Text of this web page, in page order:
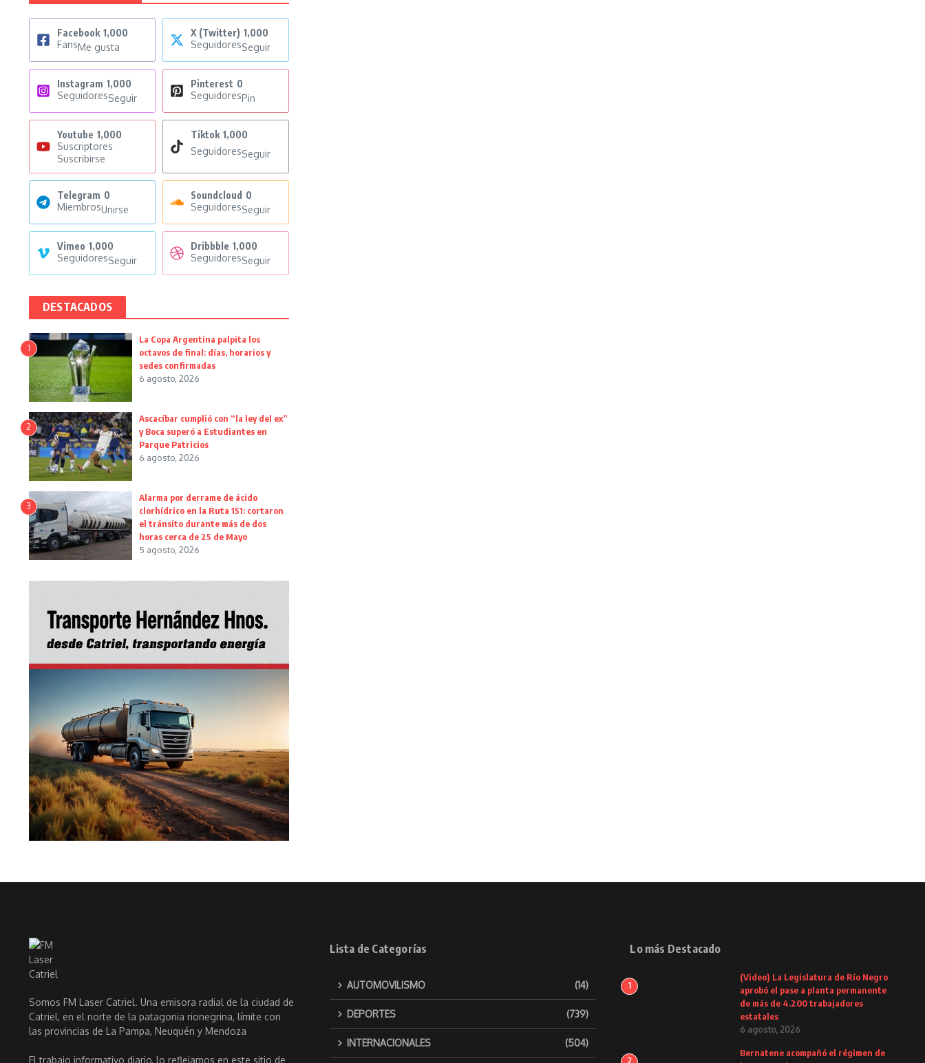
Facebook 1,000
FansMe gusta
X (Twitter) 1,000
SeguidoresSeguir
Instagram 1,000
SeguidoresSeguir
Pinterest 0
SeguidoresPin
Youtube 1,000
Suscriptores
Suscribirse
Tiktok 1,000
SeguidoresSeguir
Telegram 0
MiembrosUnirse
Soundcloud 0
SeguidoresSeguir
Vimeo 1,000
SeguidoresSeguir
Dribbble 1,000
SeguidoresSeguir
DESTACADOS
1
La Copa Argentina palpita los
octavos de final: días, horarios y
sedes confirmadas
6 agosto, 2026
2
Ascacíbar cumplió con “la ley del ex”
y Boca superó a Estudiantes en
Parque Patricios
6 agosto, 2026
3
Alarma por derrame de ácido
clorhídrico en la Ruta 151: cortaron
el tránsito durante más de dos
horas cerca de 25 de Mayo
5 agosto, 2026
Somos FM Laser Catriel. Una emisora radial de la ciudad de
Catriel, en el norte de la patagonia rionegrina, límite con
las provincias de La Pampa, Neuquén y Mendoza
El trabajo informativo diario, lo reflejamos en este sitio de
Lista de Categorías
AUTOMOVILISMO (14)
DEPORTES (739)
INTERNACIONALES (504)
Lo más Destacado
1
(Video) La Legislatura de Río Negro
aprobó el pase a planta permanente
de más de 4.200 trabajadores
estatales
6 agosto, 2026
Bernatene acompañó el régimen de